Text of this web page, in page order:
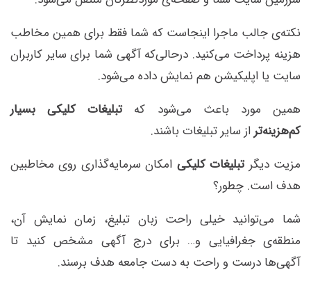
نکته‌ی جالب ماجرا اینجاست که شما فقط برای همین مخاطب
هزینه پرداخت می‌کنید. درحالی‌که آگهی شما برای سایر کاربران
سایت یا اپلیکیشن هم نمایش داده می‌شود.
همین مورد باعث می‌شود که
تبلیغات کلیکی بسیار
کم‌هزینه‌تراز سایر تبلیغات باشند.
مزیت دیگر تبلیغات کلیکیامکان سرمایه‌گذاری روی مخاطبین
هدف است. چطور؟
شما می‌توانید خیلی راحت زبان تبلیغ، زمان نمایش آن،
منطقه‌ی جغرافیایی و… برای درج آگهی مشخص کنید تا
آگهی‌ها درست و راحت به دست جامعه هدف برسند.